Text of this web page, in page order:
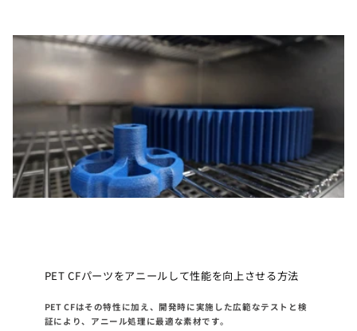
PET CFパーツをアニールして性能を向上させる方法
PET CFはその特性に加え、開発時に実施した広範なテストと検
証により、アニール処理に最適な素材です。